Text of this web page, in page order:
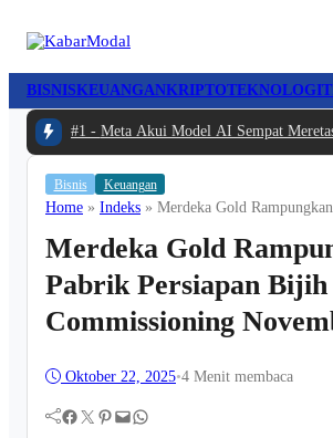
BISNISKEUANGANKRIPTOTEKNOLOGI
#1 - Meta Akui Model AI Sempat
Bisnis Keuangan
Home » Indeks » Merdeka Gold
Merdeka Gold
Pabrik Persiapan Bijih
Commissioning
Oktober 22, 2025•4 Menit membaca
Facebook Twitter Pinterest Mail WhatsApp